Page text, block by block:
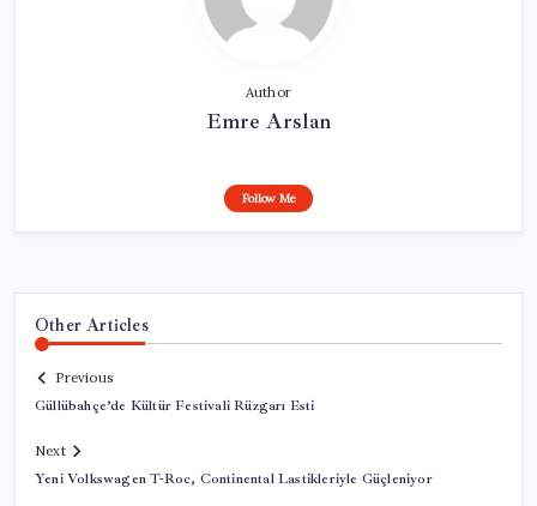
Author
Emre Arslan
Follow Me
Other Articles
Previous
Güllübahçe’de Kültür Festivali Rüzgarı Esti
Next
Yeni Volkswagen T-Roc, Continental Lastikleriyle Güçleniyor